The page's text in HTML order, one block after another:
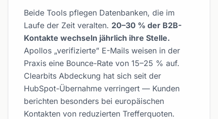
Beide Tools pflegen Datenbanken, die im
Laufe der Zeit veralten. 20–30 % der B2B-
Kontakte wechseln jährlich ihre Stelle.
Apollos „verifizierte” E-Mails weisen in der
Praxis eine Bounce-Rate von 15–25 % auf.
Clearbits Abdeckung hat sich seit der
HubSpot-Übernahme verringert — Kunden
berichten besonders bei europäischen
Kontakten von reduzierten Trefferquoten.